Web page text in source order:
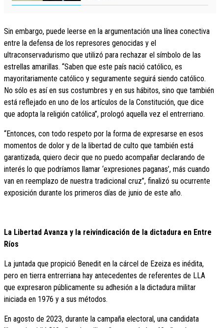
Sin embargo, puede leerse en la argumentación una línea conectiva
entre la defensa de los represores genocidas y el
ultraconservadurismo que utilizó para rechazar el símbolo de las
estrellas amarillas. “Saben que este país nació católico, es
mayoritariamente católico y seguramente seguirá siendo católico.
No sólo es así en sus costumbres y en sus hábitos, sino que también
está reflejado en uno de los artículos de la Constitución, que dice
que adopta la religión católica”, prologó aquella vez el entrerriano.
“Entonces, con todo respeto por la forma de expresarse en esos
momentos de dolor y de la libertad de culto que también está
garantizada, quiero decir que no puedo acompañar declarando de
interés lo que podríamos llamar ‘expresiones paganas’, más cuando
van en reemplazo de nuestra tradicional cruz”, finalizó su ocurrente
exposición durante los primeros días de junio de este año.
La Libertad Avanza y la reivindicación de la dictadura en Entre
Ríos
La juntada que propició Benedit en la cárcel de Ezeiza es inédita,
pero en tierra entrerriana hay antecedentes de referentes de LLA
que expresaron públicamente su adhesión a la dictadura militar
iniciada en 1976 y a sus métodos.
En agosto de 2023, durante la campaña electoral, una candidata